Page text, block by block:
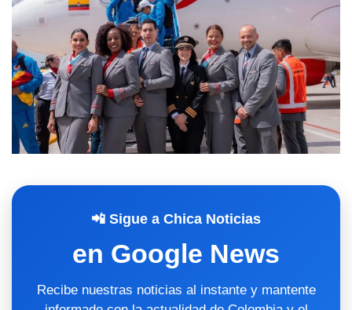
📲 Sigue a Chica Noticias
en Google News
Recibe nuestras noticias al instante y mantente